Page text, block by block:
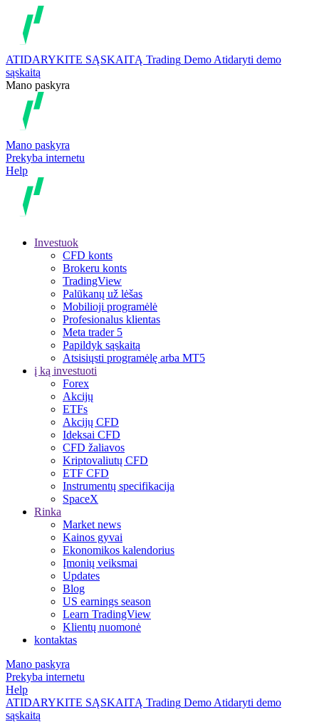
ATIDARYKITE SĄSKAITĄ Trading Demo Atidaryti demo
sąskaitą
Mano paskyra
Mano paskyra
Prekyba internetu
Help
Investuok
CFD konts
Brokeru konts
TradingView
Palūkanų už lėšas
Mobilioji programėlė
Profesionalus klientas
Meta trader 5
Papildyk sąskaitą
Atsisiųsti programėlę arba MT5
į ką investuoti
Forex
Akcijų
ETFs
Akcijų CFD
Ideksai CFD
CFD žaliavos
Kriptovaliutų CFD
ETF CFD
Instrumentų specifikacija
SpaceX
Rinka
Market news
Kainos gyvai
Ekonomikos kalendorius
Įmonių veiksmai
Updates
Blog
US earnings season
Learn TradingView
Klientų nuomonė
kontaktas
Mano paskyra
Prekyba internetu
Help
ATIDARYKITE SĄSKAITĄ Trading Demo Atidaryti demo
sąskaitą